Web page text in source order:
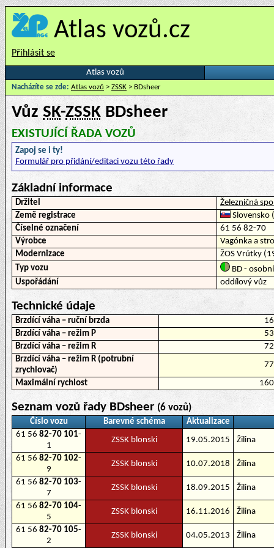
Atlas vozů.cz
Přihlásit se
Atlas vozů
Nacházíte se zde: Atlas vozů > ZSSK > BDsheer
VůzSK-ZSSK BDsheer
EXISTUJÍCÍ ŘADA VOZŮ
Zapoj se i ty!
Formulář pro přidání/editaci vozu této řady
Základní informace
Držitel
Železničná
Země registrace
Slovensko
Číselné označení
61 56 82-70
Výrobce
Vagónka a
Modernizace
ŽOS Vrútky
Typ vozu
BD -
Uspořádání
oddílový vůz
Technické údaje
Brzdící váha – ruční brzda
16
Brzdící váha – režim P
53
Brzdící váha – režim R
72
Brzdící váha – režim R (potrubní
zrychlovač)
77
Maximální rychlost
160
Seznam vozů řady BDsheer (6 vozů)
Číslo vozu Barevné schéma
Aktualizace
61 56 82-70 101-
1
ZSSK blonski 19.05.2015
Žilina
61 56 82-70 102-
9
ZSSK blonski 10.07.2018
Žilina
61 56 82-70 103-
7
ZSSK blonski 18.09.2015
Žilina
61 56 82-70 104-
5
ZSSK blonski 16.11.2016
Žilina
61 56 82-70 105-
2
ZSSK blonski 04.05.2013
Žilina